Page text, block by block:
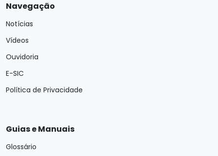
Navegação
Notícias
Vídeos
Ouvidoria
E-SIC
Política de Privacidade
Guias e Manuais
Glossário